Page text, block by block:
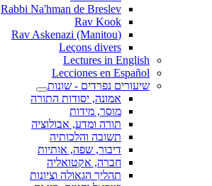
Rabbi Na'hman de Breslev
Rav Kook
(Rav Askenazi (Manitou
Leçons divers
Lectures in English
Lecciones en Español
שיעורים נפרדים - שונות
אמונה, יסודות התורה
מוסר, מידות
תורה ומדע, אבולוציה
תשובה והלכותיה
דיבור, שפה, אותיות
חברה, אקטואליה
תהליך הגאולה וציונות